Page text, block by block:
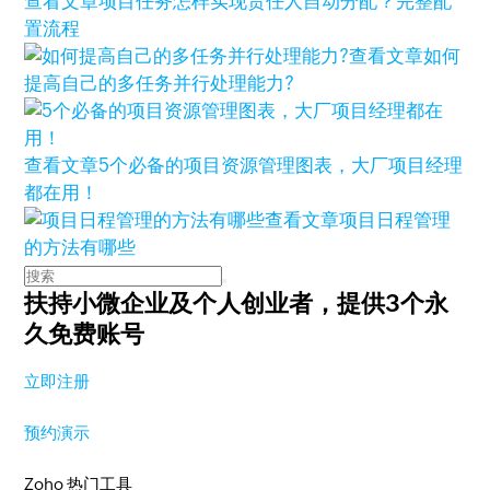
置流程
查看文章如何
提高自己的多任务并行处理能力?
查看文章5个必备的项目资源管理图表，大厂项目经理
都在用！
查看文章项目日程管理
的方法有哪些
扶持小微企业及个人创业者，提供3个永
久免费账号
立即注册
预约演示
Zoho 热门工具